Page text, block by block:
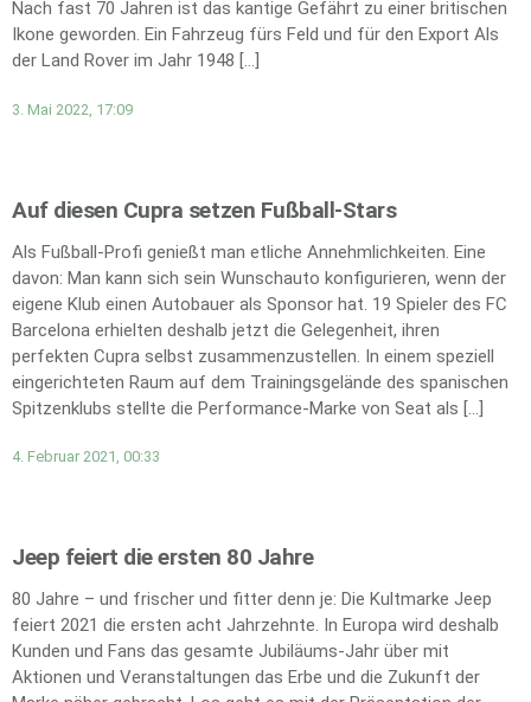
Nach fast 70 Jahren ist das kantige Gefährt zu einer britischen
Ikone geworden. Ein Fahrzeug fürs Feld und für den Export Als
der Land Rover im Jahr 1948 […]
3. Mai 2022, 17:09
Auf diesen Cupra setzen Fußball-Stars
Als Fußball-Profi genießt man etliche Annehmlichkeiten. Eine
davon: Man kann sich sein Wunschauto konfigurieren, wenn der
eigene Klub einen Autobauer als Sponsor hat. 19 Spieler des FC
Barcelona erhielten deshalb jetzt die Gelegenheit, ihren
perfekten Cupra selbst zusammenzustellen. In einem speziell
eingerichteten Raum auf dem Trainingsgelände des spanischen
Spitzenklubs stellte die Performance-Marke von Seat als […]
4. Februar 2021, 00:33
Jeep feiert die ersten 80 Jahre
80 Jahre – und frischer und fitter denn je: Die Kultmarke Jeep
feiert 2021 die ersten acht Jahrzehnte. In Europa wird deshalb
Kunden und Fans das gesamte Jubiläums-Jahr über mit
Aktionen und Veranstaltungen das Erbe und die Zukunft der